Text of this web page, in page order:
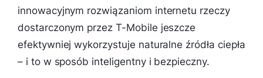
innowacyjnym rozwiązaniom internetu rzeczy
dostarczonym przez T-Mobile jeszcze
efektywniej wykorzystuje naturalne źródła ciepła
– i to w sposób inteligentny i bezpieczny.